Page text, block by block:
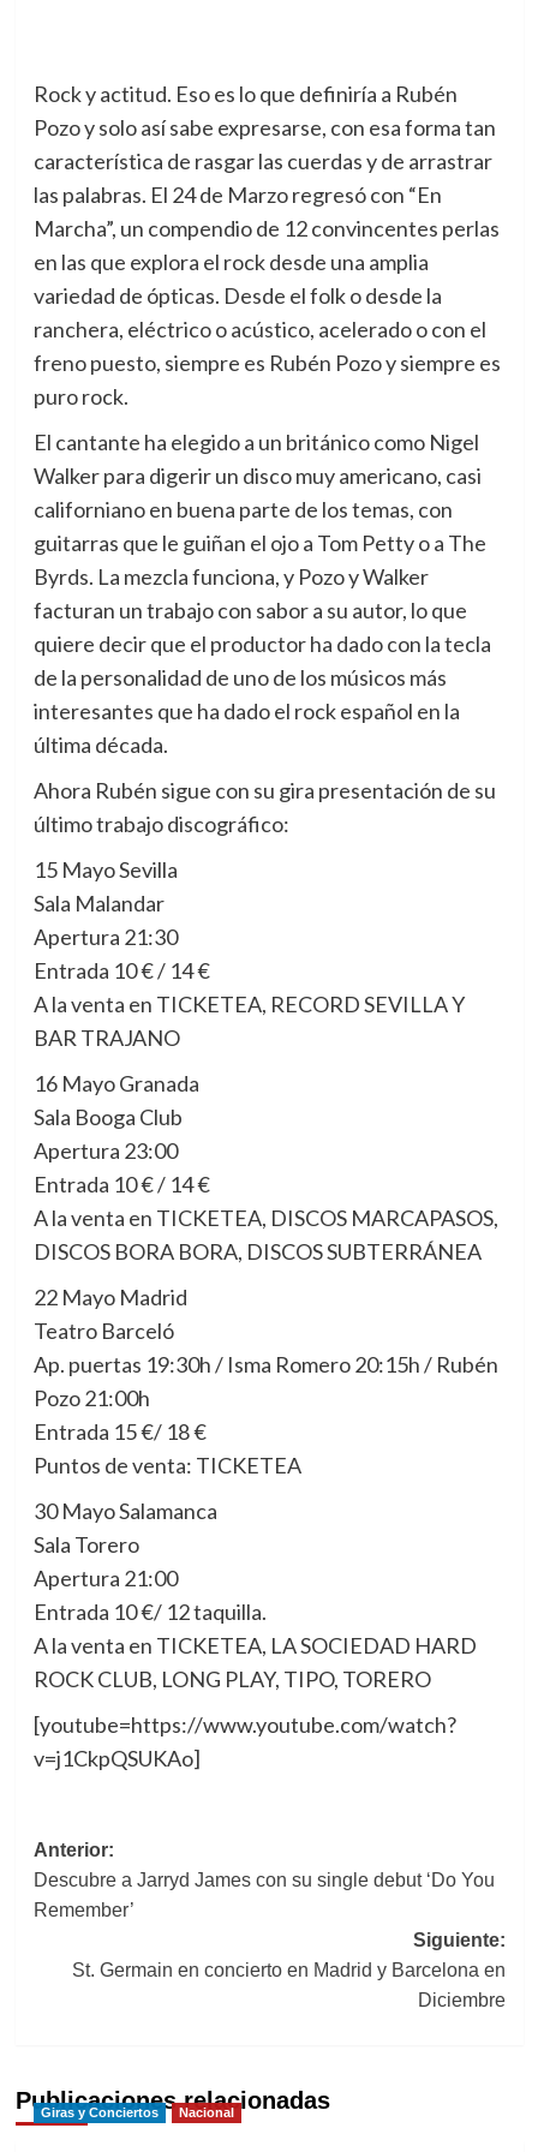
Rock y actitud. Eso es lo que definiría a Rubén
Pozo y solo así sabe expresarse, con esa forma tan
característica de rasgar las cuerdas y de arrastrar
las palabras. El 24 de Marzo regresó con “En
Marcha”, un compendio de 12 convincentes perlas
en las que explora el rock desde una amplia
variedad de ópticas. Desde el folk o desde la
ranchera, eléctrico o acústico, acelerado o con el
freno puesto, siempre es Rubén Pozo y siempre es
puro rock.
El cantante ha elegido a un británico como Nigel
Walker para digerir un disco muy americano, casi
californiano en buena parte de los temas, con
guitarras que le guiñan el ojo a Tom Petty o a The
Byrds. La mezcla funciona, y Pozo y Walker
facturan un trabajo con sabor a su autor, lo que
quiere decir que el productor ha dado con la tecla
de la personalidad de uno de los músicos más
interesantes que ha dado el rock español en la
última década.
Ahora Rubén sigue con su gira presentación de su
último trabajo discográfico:
15 Mayo Sevilla
Sala Malandar
Apertura 21:30
Entrada 10 € / 14 €
A la venta en TICKETEA, RECORD SEVILLA Y
BAR TRAJANO
16 Mayo Granada
Sala Booga Club
Apertura 23:00
Entrada 10 € / 14 €
A la venta en TICKETEA, DISCOS MARCAPASOS,
DISCOS BORA BORA, DISCOS SUBTERRÁNEA
22 Mayo Madrid
Teatro Barceló
Ap. puertas 19:30h / Isma Romero 20:15h / Rubén
Pozo 21:00h
Entrada 15 €/ 18 €
Puntos de venta: TICKETEA
30 Mayo Salamanca
Sala Torero
Apertura 21:00
Entrada 10 €/ 12 taquilla.
A la venta en TICKETEA, LA SOCIEDAD HARD
ROCK CLUB, LONG PLAY, TIPO, TORERO
[youtube=https://www.youtube.com/watch?
v=j1CkpQSUKAo]
Navegación
de
Anterior:
Descubre a Jarryd James con su single debut ‘Do You
Remember’
Siguiente:
St. Germain en concierto en Madrid y Barcelona en
Diciembre
Publicaciones relacionadas
Giras y Conciertos Nacional